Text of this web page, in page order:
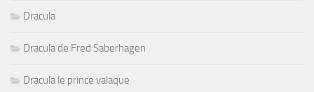
Dracula
Dracula de Fred Saberhagen
Dracula le prince valaque